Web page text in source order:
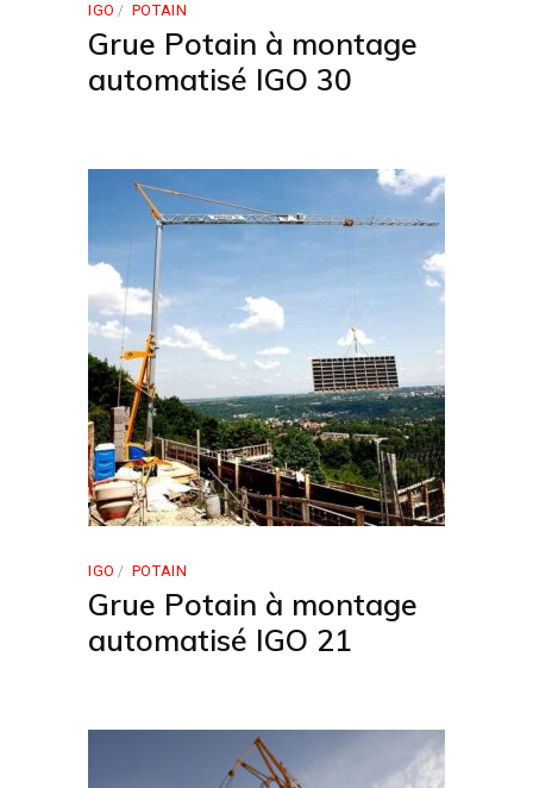
IGO POTAIN
Grue Potain à montage
automatisé IGO 30
IGO POTAIN
Grue Potain à montage
automatisé IGO 21